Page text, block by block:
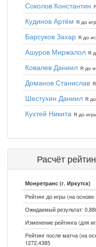
Соколов Константин
Кудинов Артём R до
Барсуков Захар R до
Ашуров Миржалол R
Ковалев Даниил R до
Доманов Станислав
Шестухин Даниил R
Кухтей Никита R до
Расчёт
Монретранс (г. Иркутск)
Рейтинг до игры (на
Ожидаемый результат:
Изменение рейтинга (для
Рейтинг после матча (на
1272,4385